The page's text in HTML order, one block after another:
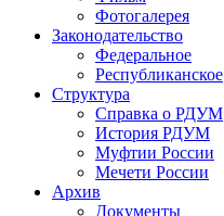
Фотогалерея
Законодательство
Федеральное
Республиканское
Структура
Справка о РДУМ
История РДУМ
Муфтии России
Мечети России
Архив
Документы